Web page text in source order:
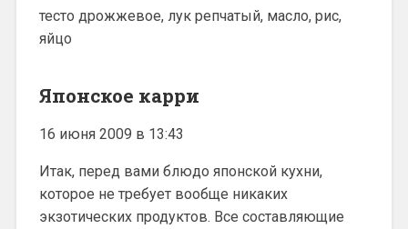
тесто дрожжевое, лук репчатый, масло, рис,
яйцо
Японское карри
16 июня 2009 в 13:43
Итак, перед вами блюдо японской кухни,
которое не требует вообще никаких
экзотических продуктов. Все составляющие